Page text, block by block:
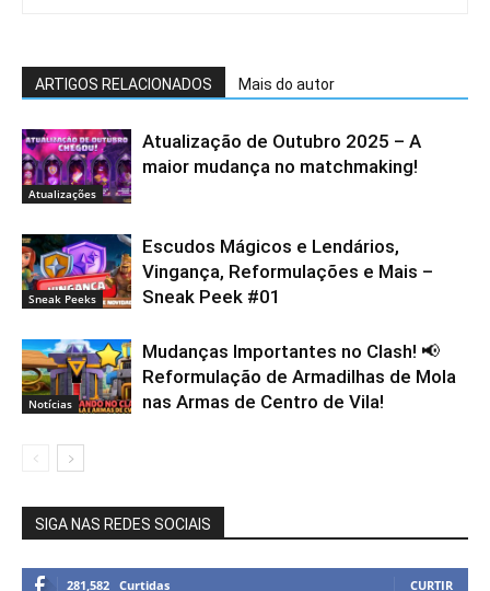
ARTIGOS RELACIONADOS Mais do autor
Atualizações
Atualização de Outubro 2025 – A
maior mudança no matchmaking!
Sneak Peeks
Escudos Mágicos e Lendários,
Vingança, Reformulações e Mais –
Sneak Peek #01
Notícias
Mudanças Importantes no Clash! 📢
Reformulação de Armadilhas de Mola
nas Armas de Centro de Vila!
SIGA NAS REDES SOCIAIS
281,582 Curtidas CURTIR